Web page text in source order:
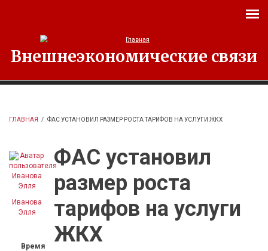
Внешнеэкономические связи
ГЛАВНАЯ / ФАС УСТАНОВИЛ РАЗМЕР РОСТА ТАРИФОВ НА УСЛУГИ ЖКХ
Иванова
Элля
Время
ФАС установил
размер роста
тарифов на услуги
ЖКХ